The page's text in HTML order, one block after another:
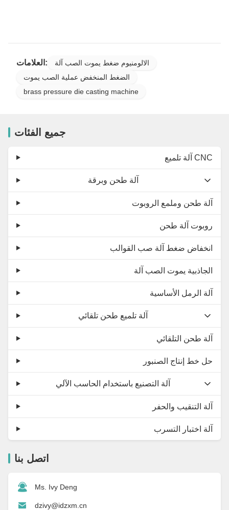
العلامات:
الالومنيوم ضغط يموت الصب آلة
الضغط المنخفض عملية الصب يموت
brass pressure die casting machine
جميع الفئات
آلة تلميع CNC
آلة طحن وبرقة
آلة طحن وملمع الروبوت
روبوت آلة طحن
انخفاض ضغط آلة صب القوالب
الجاذبية يموت الصب آلة
آلة الرمل الأساسية
آلة تلميع طحن تلقائي
آلة طحن التلقائي
حل خط إنتاج الصنبور
آلة التصنيع باستخدام الحاسب الآلي
آلة التنقيب والحفر
آلة اختبار التسرب
اتصل بنا
Ms. Ivy Deng
dzivy@idzxm.cn